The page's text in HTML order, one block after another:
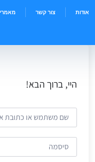
אודות צור קשר
היי, ברוך הבא!